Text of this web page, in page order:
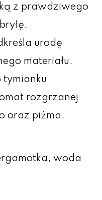
z prawdziwego
urodę
materiału.
tymianku
rozgrzanej
oraz piżma.
woda